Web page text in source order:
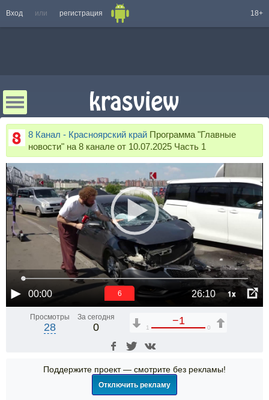
Вход или регистрация 18+
8 Канал - Красноярский край Программа "Главные
новости" на 8 канале от 10.07.2025 Часть 1
00:00 26:10 1x
6
Просмотры
28
За сегодня
0
−1
1 0
Поддержите проект — смотрите без рекламы!
Отключить рекламу